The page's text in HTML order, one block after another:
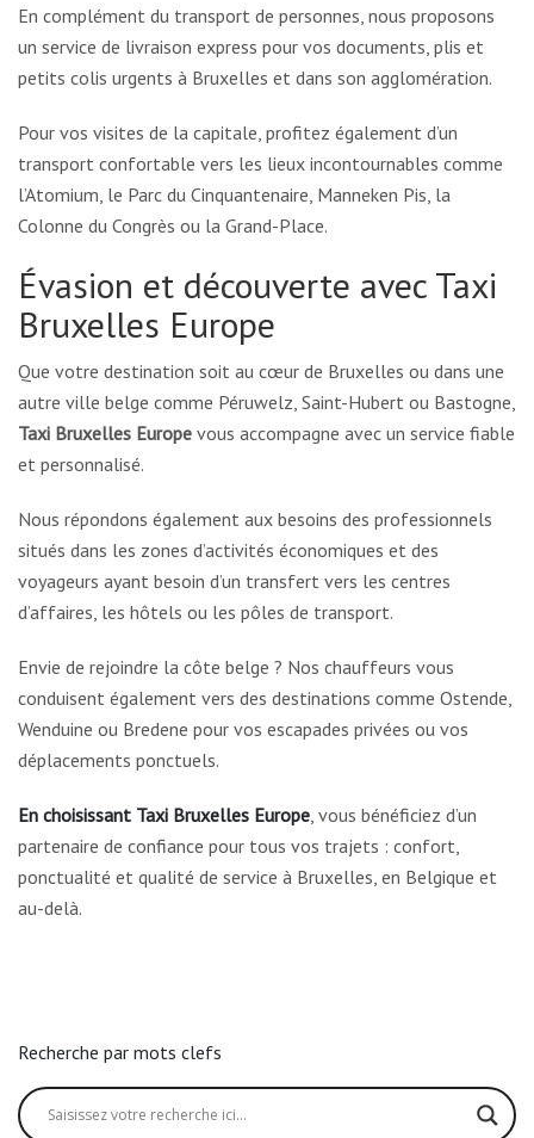
En complément du transport de personnes, nous proposons
un service de livraison express pour vos documents, plis et
petits colis urgents à Bruxelles et dans son agglomération.
Pour vos visites de la capitale, profitez également d’un
transport confortable vers les lieux incontournables comme
l’Atomium, le Parc du Cinquantenaire, Manneken Pis, la
Colonne du Congrès ou la Grand-Place.
Évasion et découverte avec Taxi
Bruxelles Europe
Que votre destination soit au cœur de Bruxelles ou dans une
autre ville belge comme Péruwelz, Saint-Hubert ou Bastogne,
Taxi Bruxelles Europe vous accompagne avec un service fiable
et personnalisé.
Nous répondons également aux besoins des professionnels
situés dans les zones d’activités économiques et des
voyageurs ayant besoin d’un transfert vers les centres
d’affaires, les hôtels ou les pôles de transport.
Envie de rejoindre la côte belge ? Nos chauffeurs vous
conduisent également vers des destinations comme Ostende,
Wenduine ou Bredene pour vos escapades privées ou vos
déplacements ponctuels.
En choisissant Taxi Bruxelles Europe , vous bénéficiez d’un
partenaire de confiance pour tous vos trajets : confort,
ponctualité et qualité de service à Bruxelles, en Belgique et
au-delà.
Recherche par mots clefs